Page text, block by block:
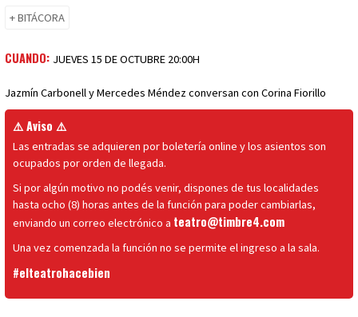
+ BITÁCORA
CUANDO: JUEVES 15 DE OCTUBRE 20:00H
Jazmín Carbonell y Mercedes Méndez conversan con Corina Fiorillo
⚠️ Aviso ⚠️
Las entradas se adquieren por boletería online y los asientos son
ocupados por orden de llegada.
Si por algún motivo no podés venir, dispones de tus localidades
hasta ocho (8) horas antes de la función para poder cambiarlas,
enviando un correo electrónico a teatro@timbre4.com
Una vez comenzada la función no se permite el ingreso a la sala.
#elteatrohacebien